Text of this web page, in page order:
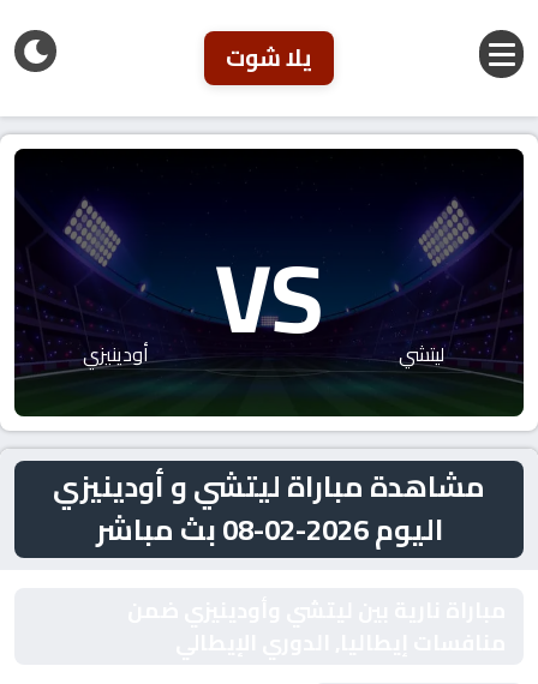
يلا شوت
ليتشي VS أودينيزي
مشاهدة مباراة ليتشي و أودينيزي
اليوم 2026-02-08 بث مباشر